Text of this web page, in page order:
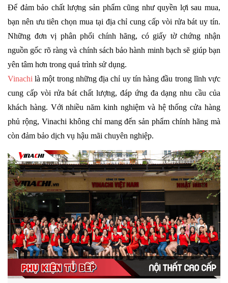
Để đảm bảo chất lượng sản phẩm cũng như quyền lợi sau mua,
bạn nên ưu tiên chọn mua tại địa chỉ cung cấp vòi rửa bát uy tín.
Những đơn vị phân phối chính hãng, có giấy tờ chứng nhận
nguồn gốc rõ ràng và chính sách bảo hành minh bạch sẽ giúp bạn
yên tâm hơn trong quá trình sử dụng.
Vinachi là một trong những địa chỉ uy tín hàng đầu trong lĩnh vực
cung cấp vòi rửa bát chất lượng, đáp ứng đa dạng nhu cầu của
khách hàng. Với nhiều năm kinh nghiệm và hệ thống cửa hàng
phủ rộng, Vinachi không chỉ mang đến sản phẩm chính hãng mà
còn đảm bảo dịch vụ hậu mãi chuyên nghiệp.